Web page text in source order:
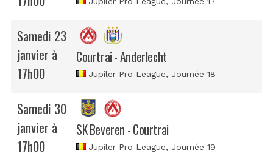
Samedi 23
janvier à
17h00
Courtrai - Anderlecht
Jupiler Pro League, Journée 18
Samedi 30
janvier à
17h00
SK Beveren - Courtrai
Jupiler Pro League, Journée 19